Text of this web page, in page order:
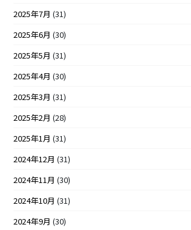
2025年7月 (31)
2025年6月 (30)
2025年5月 (31)
2025年4月 (30)
2025年3月 (31)
2025年2月 (28)
2025年1月 (31)
2024年12月 (31)
2024年11月 (30)
2024年10月 (31)
2024年9月 (30)